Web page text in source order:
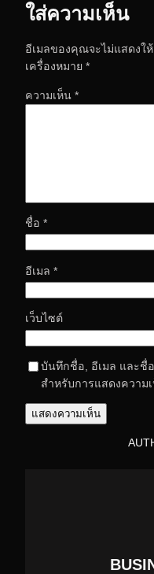
ใส่ความเห็น
อีเมลของคุณจะไม่แสดงใ
เครื่องหมาย *
ความเห็น *
ชื่อ *
อีเมล *
เว็บไซต์
บันทึกชื่อ, อีเมล และชื่
สำหรับการแสดงความ